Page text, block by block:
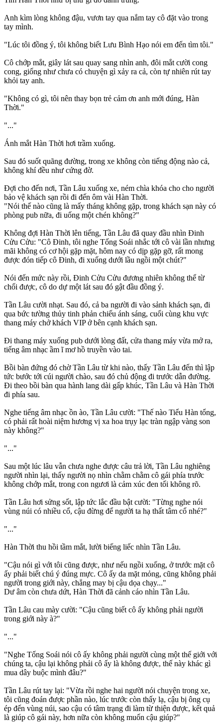
Anh kìm lòng không đậu, vươn tay qua nắm tay cô đặt vào trong
tay mình.
"Lúc tôi đồng ý, tôi không biết Lưu Bình Hạo nói em đến tìm tôi."
Cô chớp mắt, giây lát sau quay sang nhìn anh, đôi mắt cười cong
cong, giống như chưa có chuyện gì xảy ra cả, còn tự nhiên rút tay
khỏi tay anh.
"Không có gì, tôi nên thay bọn trẻ cảm ơn anh mới đúng, Hàn
Thời."
"..."
Ánh mắt Hàn Thời hơi trầm xuống.
Sau đó suốt quãng đường, trong xe không còn tiếng động nào cả,
không khí đều như cứng đờ.
Đợi cho đến nơi, Tần Lâu xuống xe, ném chìa khóa cho cho người
bảo vệ khách sạn rồi đi đến ôm vài Hàn Thời.
"Nói thế nào cũng là mấy tháng không gặp, trong khách sạn này có
phòng pub nữa, đi uống một chén không?"
Không đợi Hàn Thời lên tiếng, Tần Lâu đã quay đầu nhìn Đinh
Cửu Cửu: "Cô Đinh, tôi nghe Tống Soái nhắc tới cô vài lần nhưng
mãi không có cơ hội gặp mặt, hôm nay có dịp gặp gỡ, rất mong
được đón tiếp cô Đinh, đi xuống dưới lầu ngồi một chút?"
Nói đến mức này rồi, Đinh Cửu Cửu đương nhiên không thể từ
chối được, cô do dự một lát sau đó gật đầu đồng ý.
Tần Lâu cười nhạt. Sau đó, cả ba người đi vào sảnh khách sạn, đi
qua bức tường thủy tinh phản chiếu ánh sáng, cuối cùng khu vực
thang máy chở khách VIP ở bên cạnh khách sạn.
Đi thang máy xuống pub dưới lòng đất, cửa thang máy vừa mở ra,
tiếng âm nhạc ầm ĩ mơ hồ truyền vào tai.
Bồi bàn đứng đó chờ Tần Lâu từ khi nào, thấy Tần Lâu đến thì lập
tức bước tới cúi người chào, sau đó chủ động đi trước dẫn đường.
Đi theo bồi bàn qua hành lang dài gấp khúc, Tần Lâu và Hàn Thời
đi phía sau.
Nghe tiếng âm nhạc ồn ào, Tần Lâu cười: "Thế nào Tiểu Hàn tổng,
có phải rất hoài niệm hương vị xa hoa trụy lạc tràn ngập vàng son
này không?"
"..."
Sau một lúc lâu vẫn chưa nghe được câu trả lời, Tần Lâu nghiêng
người nhìn lại, thấy người nọ nhìn chằm chằm cô gái phía trước
không chớp mắt, trong con ngươi là cảm xúc đen tối không rõ.
Tần Lâu hơi sửng sốt, lập tức lắc đầu bật cười: "Từng nghe nói
vùng núi có nhiều cổ, cậu đừng để người ta hạ thất tâm cổ nhé?"
"..."
Hàn Thời thu hồi tầm mắt, lười biếng liếc nhìn Tần Lâu.
"Cậu nói gì với tôi cũng được, như nếu ngồi xuống, ở trước mặt cô
ấy phải biết chú ý đúng mực. Cô ấy da mặt mỏng, cũng không phải
người trong giới này, chẳng may bị cậu dọa chạy..."
Dư âm còn chưa dứt, Hàn Thời đã cảnh cáo nhìn Tần Lâu.
Tần Lâu cau mày cười: "Cậu cũng biết cô ấy không phải người
trong giới này à?"
"..."
"Nghe Tống Soái nói cô ấy không phải người cùng một thế giới với
chúng ta, cậu lại không phải cô ấy là không được, thế này khác gì
mua dây buộc mình đâu?"
Tần Lâu rút tay lại: "Vừa rồi nghe hai người nói chuyện trong xe,
tôi cũng đoán được phần nào, lúc trước còn thấy lạ, cậu bị ông cụ
ép đến vùng núi, sao cậu có tâm trạng đi làm từ thiện được, kết quả
là giúp cô gái này, hơn nữa còn không muốn cậu giúp?"